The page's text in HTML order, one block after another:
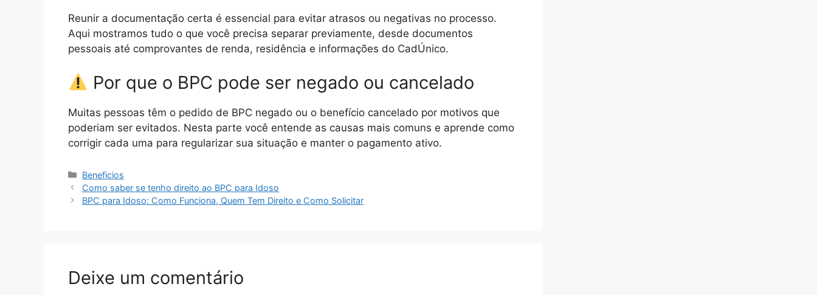
Reunir a documentação certa é essencial para evitar atrasos ou negativas no processo.
Aqui mostramos tudo o que você precisa separar previamente, desde documentos
pessoais até comprovantes de renda, residência e informações do CadÚnico.
Por que o BPC pode ser negado ou cancelado
Muitas pessoas têm o pedido de BPC negado ou o benefício cancelado por motivos que
poderiam ser evitados. Nesta parte você entende as causas mais comuns e aprende como
corrigir cada uma para regularizar sua situação e manter o pagamento ativo.
Categorias
Beneficios
Como saber se tenho direito ao BPC para Idoso
BPC para Idoso: Como Funciona, Quem Tem Direito e Como Solicitar
Deixe um comentário